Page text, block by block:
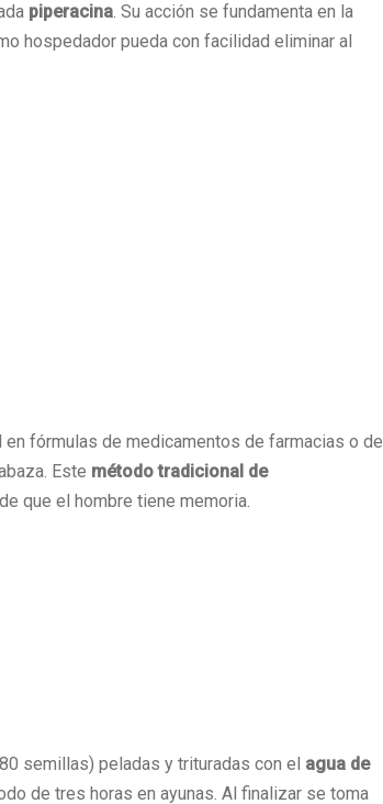
piperacina. Su acción se fundamenta en la
hospedador pueda con facilidad eliminar al
fórmulas de medicamentos de farmacias o de
Este método tradicional de
que el hombre tiene memoria.
semillas) peladas y trituradas con el agua de
de tres horas en ayunas. Al finalizar se toma